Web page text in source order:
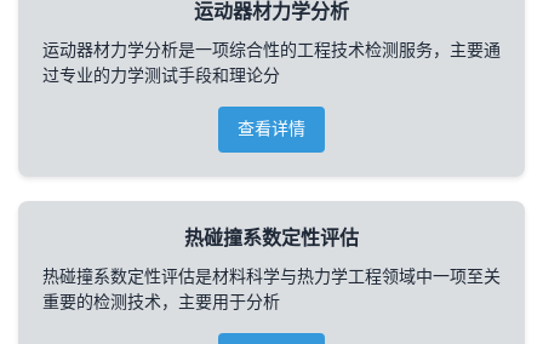
运动器材力学分析
运动器材力学分析是一项综合性的工程技术检测服务，主要通
过专业的力学测试手段和理论分
查看详情
热碰撞系数定性评估
热碰撞系数定性评估是材料科学与热力学工程领域中一项至关
重要的检测技术，主要用于分析